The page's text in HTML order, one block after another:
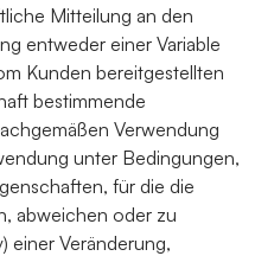
Mitteilung an den
entweder einer Variable
Kunden bereitgestellten
bestimmende
Verwendung
unter Bedingungen,
für die die
abweichen oder zu
einer Veränderung,